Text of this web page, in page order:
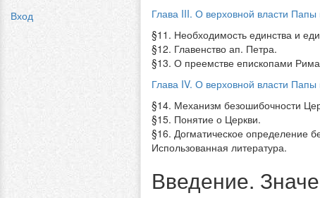
Вход
Глава III. О верховной власти Папы
§11. Необходимость единства и
§12. Главенство ап. Петра.
§13. О преемстве епископами
Глава IV. О верховной власти Папы
§14. Механизм безошибочности
§15. Понятие о Церкви.
§16. Догматическое определение
Использованная литература.
Введение.